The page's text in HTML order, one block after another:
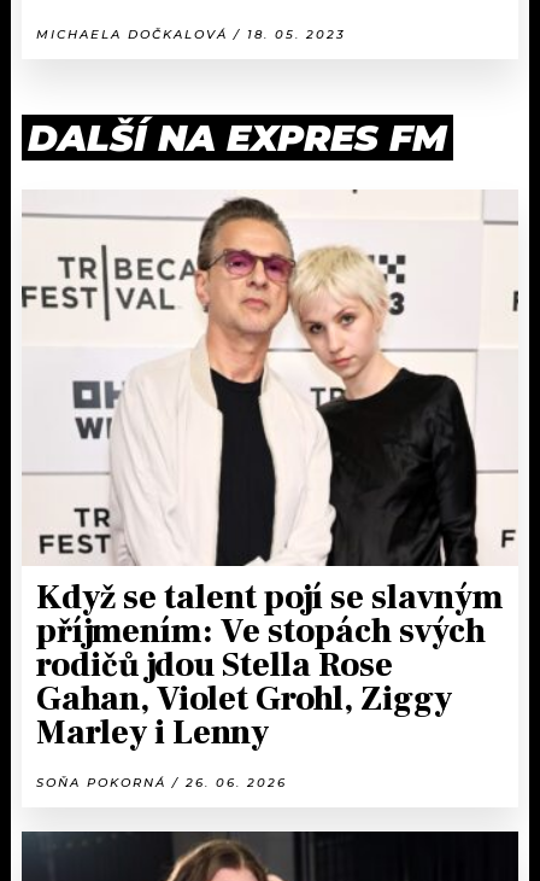
MICHAELA DOČKALOVÁ / 18. 05. 2023
DALŠÍ NA EXPRES FM
Když se talent pojí se slavným
příjmením: Ve stopách svých
rodičů jdou Stella Rose
Gahan, Violet Grohl, Ziggy
Marley i Lenny
SOŇA POKORNÁ / 26. 06. 2026